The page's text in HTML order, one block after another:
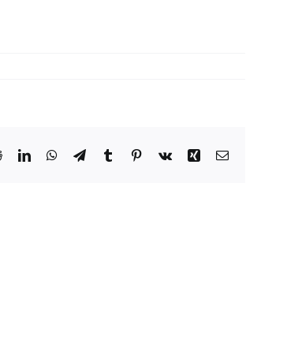
RedditLinkedInWhatsApp
TelegramTumblrPinterest
Vk Xing Correo